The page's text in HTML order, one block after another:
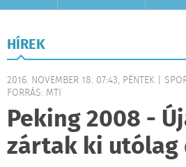
HÍREK
2016. NOVEMBER 18. 07:43, PÉNTEK |
FORRÁS: MTI
Peking 2008 -
zártak ki